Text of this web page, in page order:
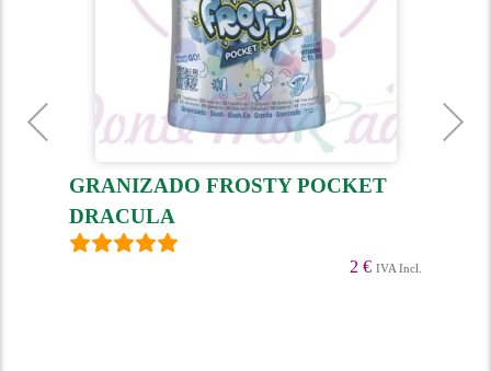
GRANIZADO FROSTY POCKET
DRACULA
2 € IVA Incl.